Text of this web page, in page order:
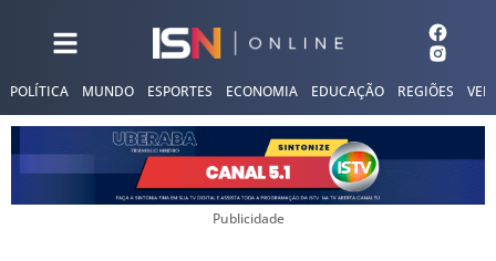
POLÍTICA MUNDO ESPORTES ECONOMIA EDUCAÇÃO REGIÕES
Publicidade